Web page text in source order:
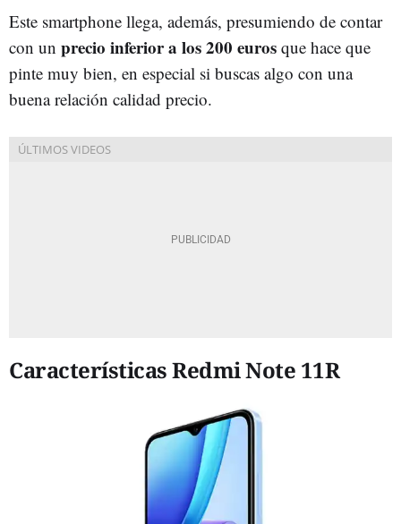
Este smartphone llega, además, presumiendo de contar
con un precio inferior a los 200 euros que hace que
pinte muy bien, en especial si buscas algo con una
buena relación calidad precio.
Características Redmi Note 11R